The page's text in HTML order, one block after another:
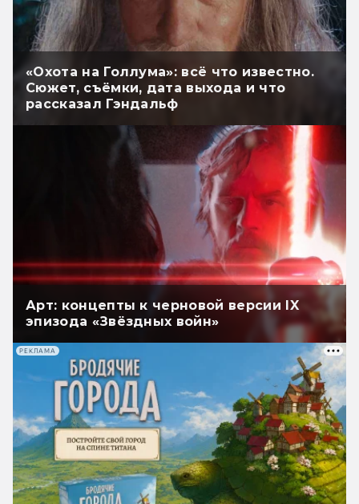
«Охота на Голлума»: всё что известно.
Сюжет, съёмки, дата выхода и что
рассказал Гэндальф
Арт: концепты к черновой версии IX
эпизода «Звёздных войн»
РЕКЛАМА